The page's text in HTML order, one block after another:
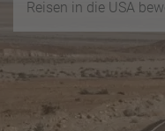
Reisen in die USA